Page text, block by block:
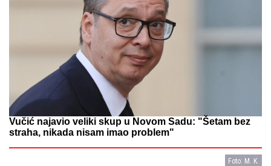
Foto: M. K.
Vučić najavio veliki skup u Novom Sadu: "Šetam bez
straha, nikada nisam imao problem"